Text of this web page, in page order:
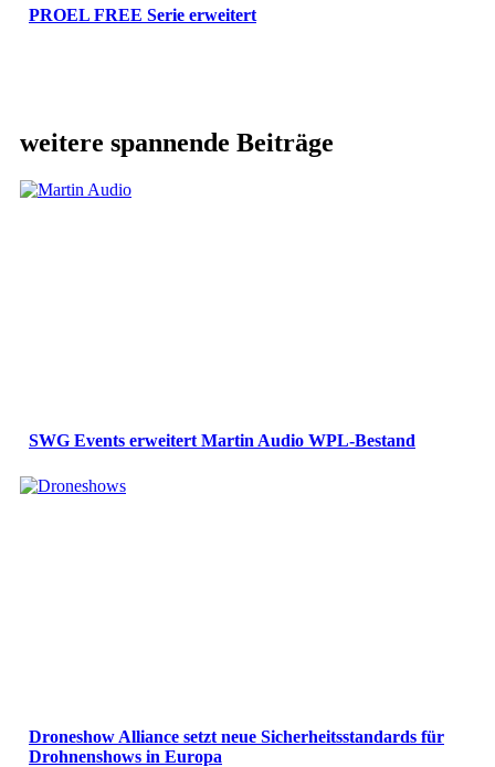
PROEL FREE Serie erweitert
weitere spannende Beiträge
SWG Events erweitert Martin Audio WPL-Bestand
Droneshow Alliance setzt neue Sicherheitsstandards für
Drohnenshows in Europa